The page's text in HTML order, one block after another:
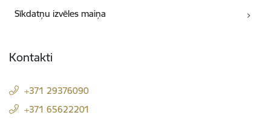
Sīkdatņu izvēles maiņa
Kontakti
+371 29376090
+371 65622201